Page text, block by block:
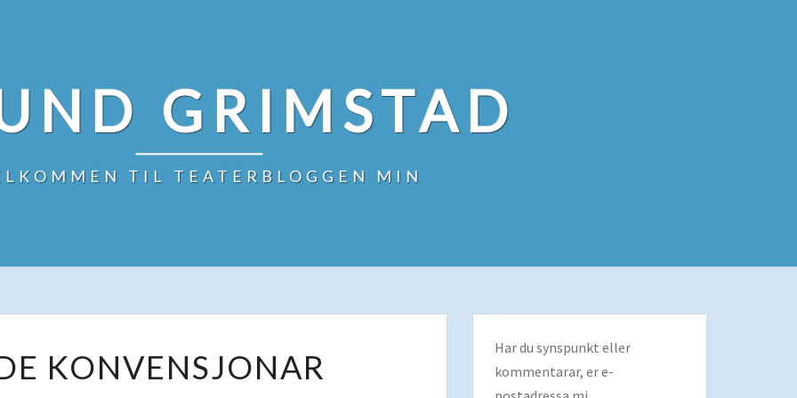
GRIMSTAD
TIL TEATERBLOGGEN MIN
KONVENSJONAR
KONVENSJONAR
Har du synspunkt eller
kommentarar, er e-